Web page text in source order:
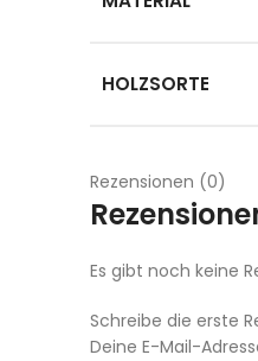
HOLZSORTE
Rezensionen (0)
Es gibt noch keine
Schreibe die erste
Deine E-Mail-